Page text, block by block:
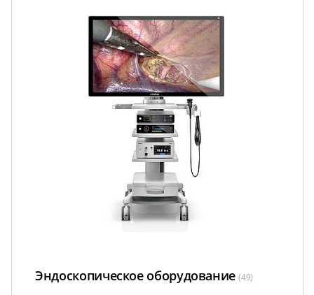
Эндоскопическое оборудование (49)